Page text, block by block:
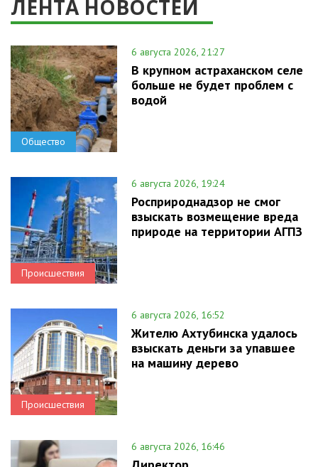
ЛЕНТА НОВОСТЕЙ
Общество
6 августа 2026, 21:27
В крупном астраханском селе
больше не будет проблем с
водой
Происшествия
6 августа 2026, 19:24
Росприроднадзор не смог
взыскать возмещение вреда
природе на территории АГПЗ
Происшествия
6 августа 2026, 16:52
Жителю Ахтубинска удалось
взыскать деньги за упавшее
на машину дерево
6 августа 2026, 16:46